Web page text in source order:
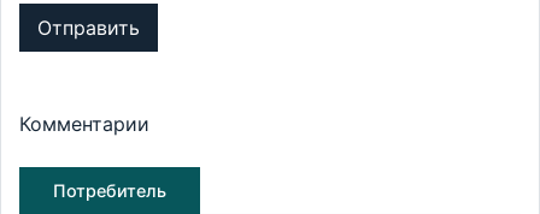
Отправить
Комментарии
Потребитель